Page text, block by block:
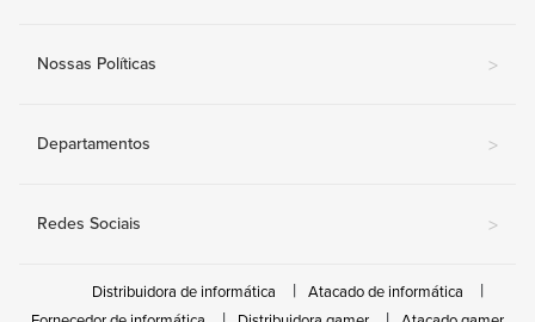
Nossas Políticas >
Departamentos >
Redes Sociais >
Distribuidora de informática
Atacado de informática